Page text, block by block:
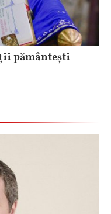
pământești